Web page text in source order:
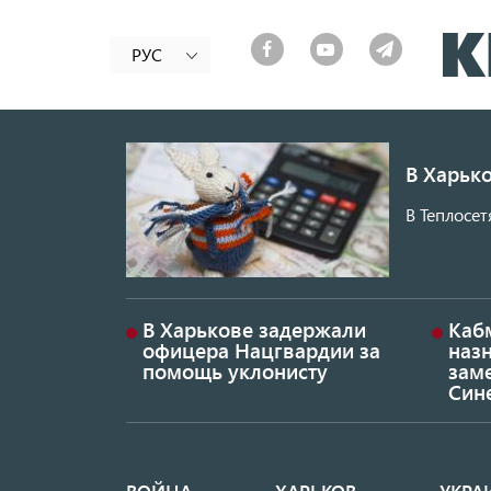
РУС
В
В
В Харькове задержали
офицера Нацгвардии за
помощь уклонисту